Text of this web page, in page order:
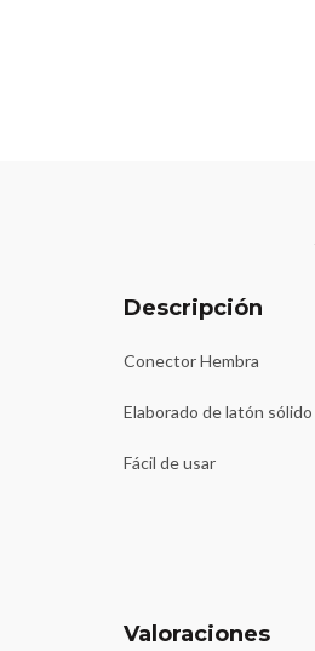
Descripción
Conector Hembra
Elaborado de latón sólido
Fácil de usar
Valoraciones